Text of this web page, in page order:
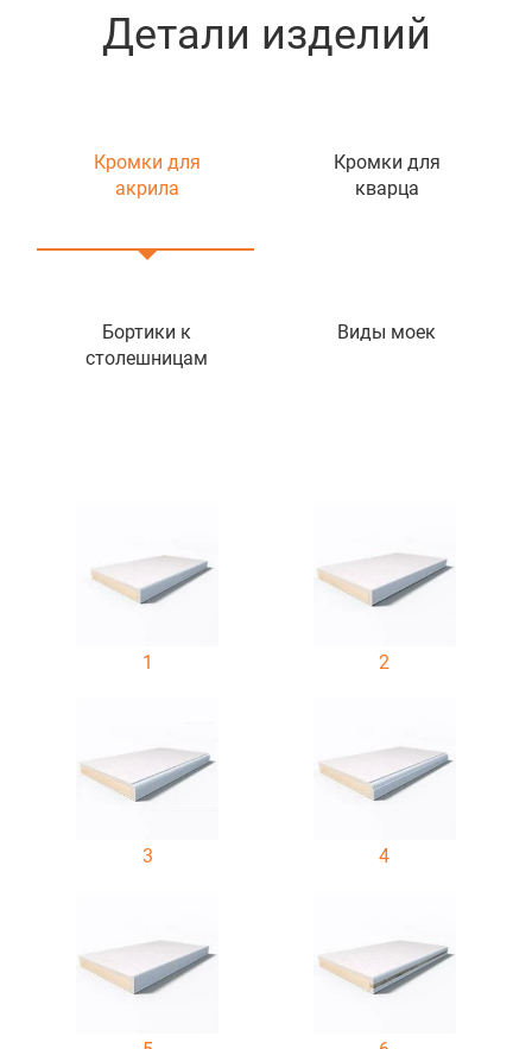
Детали изделий
Кромки для
акрила
Кромки для
кварца
Бортики к
столешницам
Виды моек
1 2
3 4